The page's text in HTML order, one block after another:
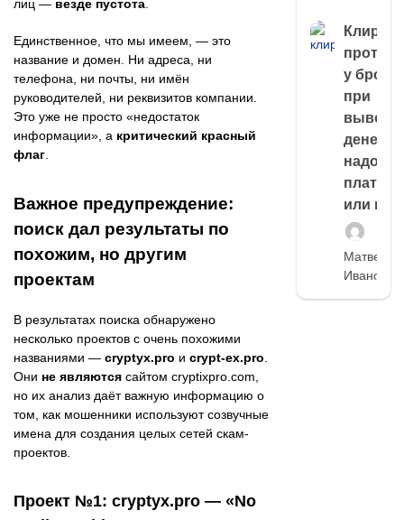
лиц — везде пустота
Единственное, что мы имеем, — это
название и домен. Ни адреса, ни
телефона, ни почты, ни имён
руководителей, ни реквизитов компании.
Это уже не просто «недостаток
информации», а критический красный
флаг
Важное предупреждение:
поиск дал результаты по
похожим, но другим
проектам
В результатах поиска обнаружено
несколько проектов с очень похожими
названиями — cryptyx.pro и crypt-ex.pro
Они не являются сайтом cryptixpro.com,
но их анализ даёт важную информацию о
том, как мошенники используют созвучные
имена для создания целых сетей скам-
проектов.
Проект №1: cryptyx.pro — «No
Клиринг
у
при
выводе
денег,
надо
платить
или
Матвей
Иванов